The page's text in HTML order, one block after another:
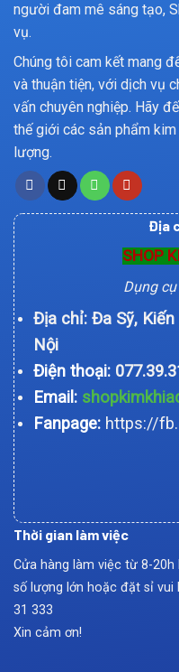
người đam mê sáng tạo,
vụ.
Chúng tôi cam kết mang
và thuận tiện, với dịch vụ
vấn chuyên nghiệp. Hãy
thế giới các sản phẩm
lượng.
Địa
SHOP
Dụng
Địa chỉ: Đa Sỹ,
Nội
Điện thoại:
Email:
Fanpage: https://
Thời gian làm việc
Cửa hàng làm việc từ 8-
số lượng lớn hoặc đặt sỉ
31 333
Xin cảm ơn!